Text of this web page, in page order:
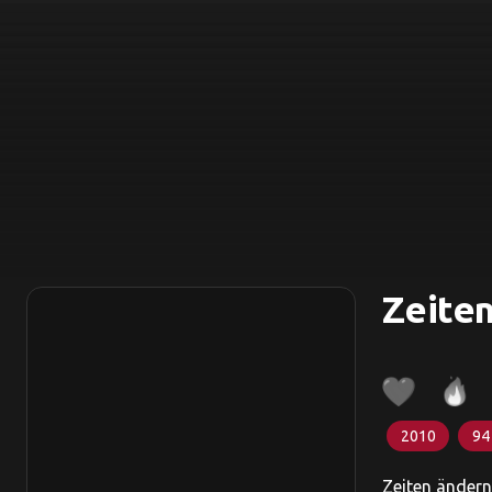
2010 94
Zeiten